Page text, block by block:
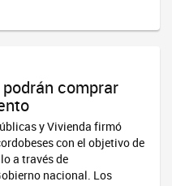
comprar
y Vivienda firmó
con el objetivo de
a través de
nacional. Los